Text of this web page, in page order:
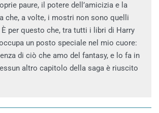
paure, il potere dell’amicizia e la
che, a volte, i mostri non sono quelli
per questo che, tra tutti i libri di Harry
un posto speciale nel mio cuore:
di ciò che amo del fantasy, e lo fa in
altro capitolo della saga è riuscito